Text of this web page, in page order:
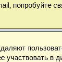
попробуйте
участвовать в